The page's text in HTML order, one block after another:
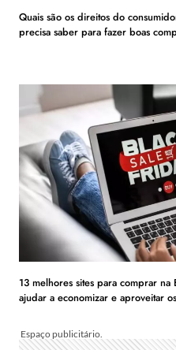
Quais são os direitos do
precisa saber para fazer boas
13 melhores sites para comprar
ajudar a economizar e aproveitar